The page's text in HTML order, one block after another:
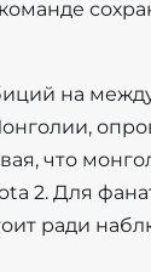
на
что
2. Для
ради